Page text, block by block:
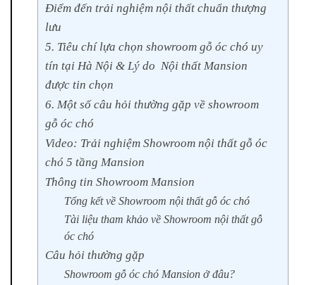
Điểm đến trải nghiệm nội thất chuẩn thượng
lưu
5. Tiêu chí lựa chọn showroom gỗ óc chó uy
tín tại Hà Nội & Lý do Nội thất Mansion
được tin chọn
6. Một số câu hỏi thường gặp về showroom
gỗ óc chó
Video: Trải nghiệm Showroom nội thất gỗ óc
chó 5 tầng Mansion
Thông tin Showroom Mansion
Tổng kết về Showroom nội thất gỗ óc chó
Tài liệu tham khảo về Showroom nội thất gỗ
óc chó
Câu hỏi thường gặp
Showroom gỗ óc chó Mansion ở đâu?